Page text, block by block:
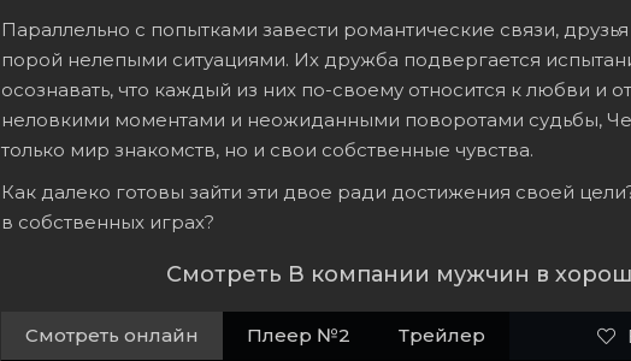
Параллельно с попытками завести романтические связи,
порой нелепыми ситуациями. Их дружба подвергается
осознавать, что каждый из них по-своему относится к любви
неловкими моментами и неожиданными поворотами судьбы,
только мир знакомств, но и свои собственные чувства.
Как далеко готовы зайти эти двое ради достижения своей
в собственных играх?
Смотреть В компании мужчин в
Смотреть онлайн Плеер №2 Трейлер